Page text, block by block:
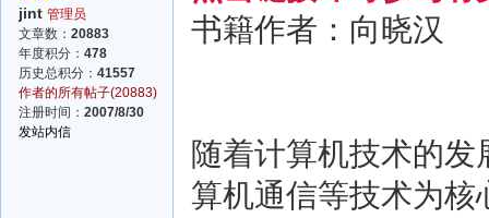
jint 管理员
文章数： 20883
年度积分： 478
历史总积分： 41557
作者的所有帖子(20883)
注册时间： 2007/8/30
发站内信
书籍作者：向晓汉
随着计算机技术的
算机通信等技术为